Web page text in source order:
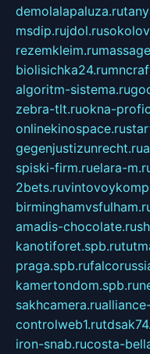
demolalapaluza.ru
msdip.rujdol.ru
rezemkleim.ru
biolisichka24.ru
algoritm-sistema.ru
zebra-tlt.ruokna-
onlinekinospace.ru
gegenjustizunrecht.ru
spiski-firm.ruelara-
2bets.ru
amadis-chocolate.ru
kanotiforet.spb.ru
praga.spb.ru
kamertondom.spb.ru
sakhcamera.ru
controlweb1.ru
iron-snab.rucosta-